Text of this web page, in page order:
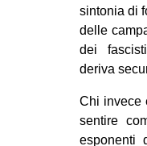
sintonia di
delle
dei
deriva
Chi invece
sentire
esponenti